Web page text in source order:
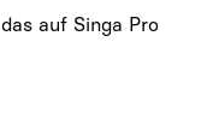
auf Singa Pro